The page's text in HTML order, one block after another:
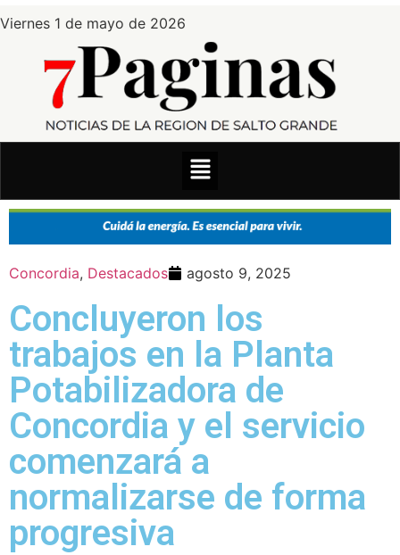
Viernes 1 de mayo de 2026
Concordia, Destacados agosto 9, 2025
Concluyeron los
trabajos en la Planta
Potabilizadora de
Concordia y el servicio
comenzará a
normalizarse de forma
progresiva